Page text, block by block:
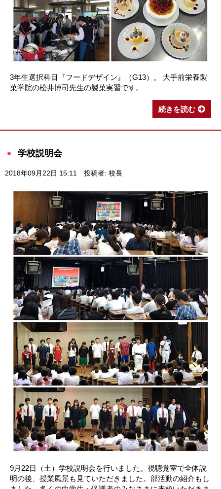
3年生選択科目『フードデザイン』（G13）。 大手前栄養製
菓学院の松井博司先生の製菓実習です。
続きを読む
学校説明会
2018年09月22日 15:11 投稿者: 校長
9月22日（土）学校説明会を行いました。視聴覚室で全体説
明の後、授業風景も見ていただきました。部活動の紹介もし